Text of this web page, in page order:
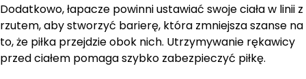
Dodatkowo, łapacze powinni ustawiać swoje ciała w linii z
rzutem, aby stworzyć barierę, która zmniejsza szanse na
to, że piłka przejdzie obok nich. Utrzymywanie rękawicy
przed ciałem pomaga szybko zabezpieczyć piłkę.